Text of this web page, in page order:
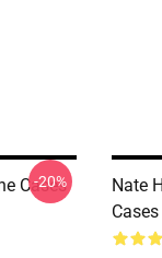
Cases
-20%
Nate
Cases